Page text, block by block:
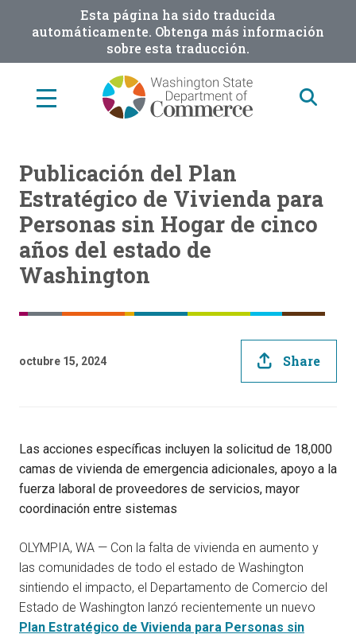
Esta página ha sido traducida
automáticamente. Obtenga más información
sobre esta traducción.
Publicación del Plan
Estratégico de Vivienda para
Personas sin Hogar de cinco
años del estado de
Washington
octubre 15, 2024 Share
Las acciones específicas incluyen la solicitud de 18,000
camas de vivienda de emergencia adicionales, apoyo a la
fuerza laboral de proveedores de servicios, mayor
coordinación entre sistemas
OLYMPIA, WA — Con la falta de vivienda en aumento y
las comunidades de todo el estado de Washington
sintiendo el impacto, el Departamento de Comercio del
Estado de Washington lanzó recientemente un nuevo
Plan Estratégico de Vivienda para Personas sin